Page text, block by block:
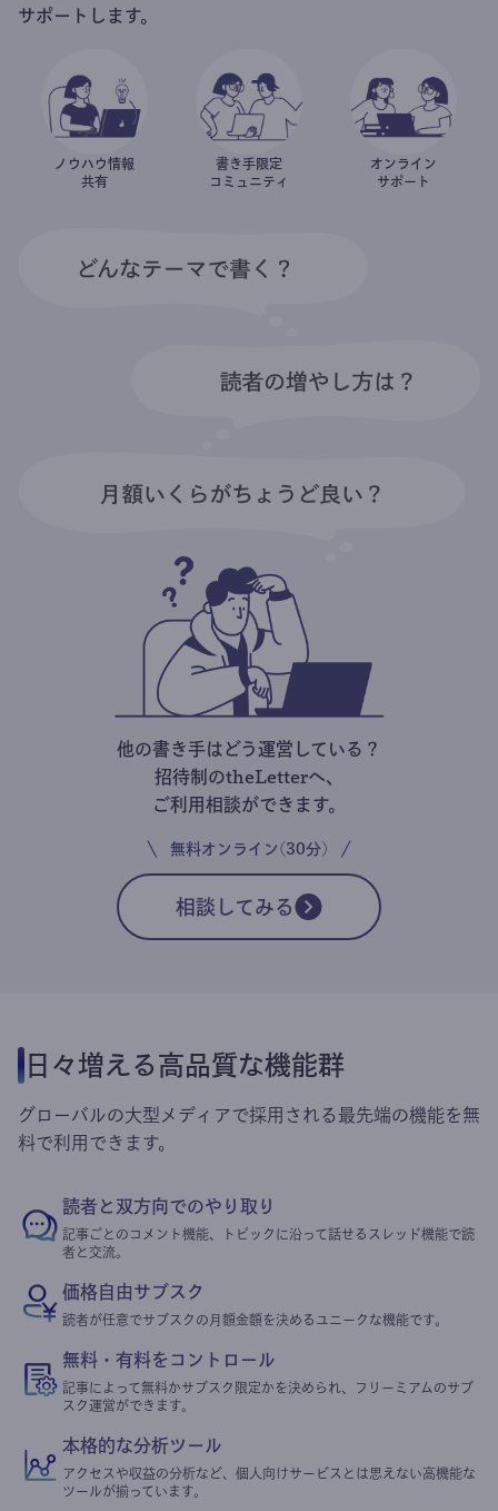
サポートします。
ノウハウ情報
共有
書き手限定
コミュニティ
オンライン
サポート
他の書き手はどう運営している？
招待制のtheLetterへ、
ご利用相談ができます。
無料オンライン(30分)
相談してみる
日々増える高品質な機能群
グローバルの大型メディアで採用される最先端の機能を無
料で利用できます。
読者と双方向でのやり取り
記事ごとのコメント機能、トピックに沿って話せるスレッド機能で読
者と交流。
価格自由サブスク
読者が任意でサブスクの月額金額を決めるユニークな機能です。
無料・有料をコントロール
記事によって無料かサブスク限定かを決められ、フリーミアムのサブ
スク運営ができます。
本格的な分析ツール
アクセスや収益の分析など、個人向けサービスとは思えない高機能な
ツールが揃っています。